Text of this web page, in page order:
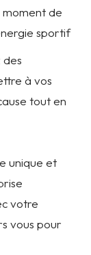
de
sportif
des
à vos
tout en
unique et
votre
vous pour